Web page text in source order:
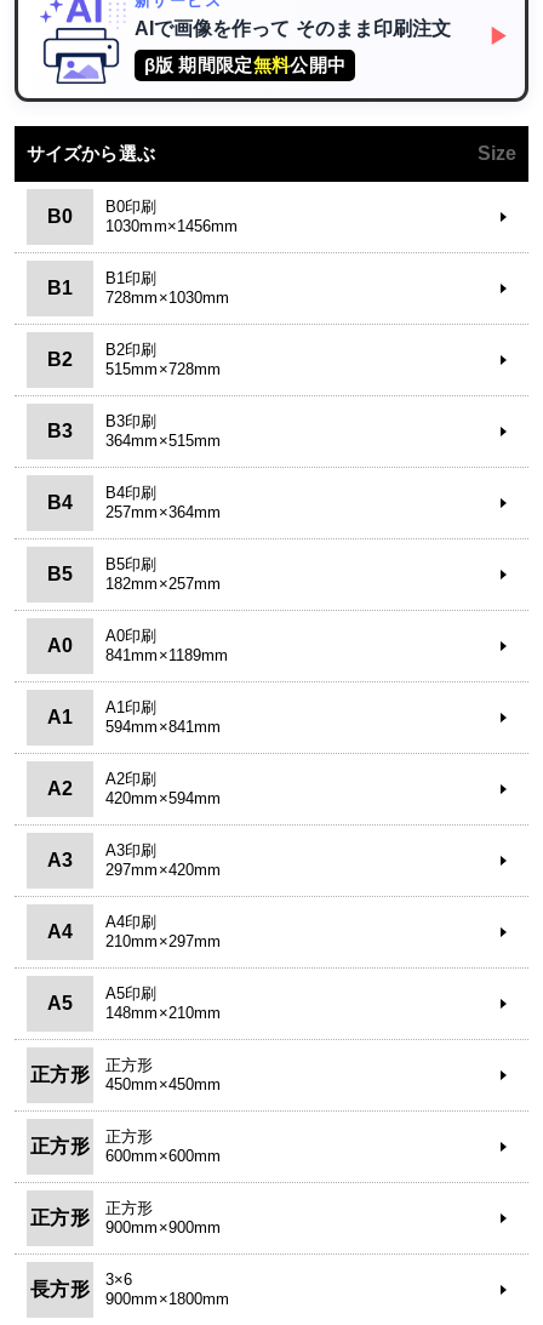
AIで画像を作って そのまま印刷注文
β版 期間限定無料公開中
▶
サイズから選ぶ Size
B0
B0印刷
1030mm×1456mm
B1
B1印刷
728mm×1030mm
B2
B2印刷
515mm×728mm
B3
B3印刷
364mm×515mm
B4
B4印刷
257mm×364mm
B5
B5印刷
182mm×257mm
A0
A0印刷
841mm×1189mm
A1
A1印刷
594mm×841mm
A2
A2印刷
420mm×594mm
A3
A3印刷
297mm×420mm
A4
A4印刷
210mm×297mm
A5
A5印刷
148mm×210mm
正方形
正方形
450mm×450mm
正方形
正方形
600mm×600mm
正方形
正方形
900mm×900mm
長方形
3×6
900mm×1800mm